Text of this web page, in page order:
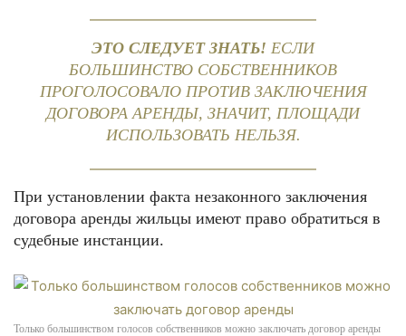
ЭТО СЛЕДУЕТ ЗНАТЬ! ЕСЛИ
БОЛЬШИНСТВО СОБСТВЕННИКОВ
ПРОГОЛОСОВАЛО ПРОТИВ ЗАКЛЮЧЕНИЯ
ДОГОВОРА АРЕНДЫ, ЗНАЧИТ, ПЛОЩАДИ
ИСПОЛЬЗОВАТЬ НЕЛЬЗЯ.
При установлении факта незаконного заключения
договора аренды жильцы имеют право обратиться в
судебные инстанции.
Только большинством голосов собственников можно заключать договор аренды